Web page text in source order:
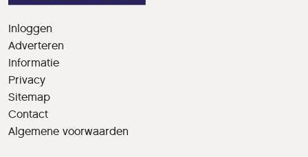
Inloggen
Adverteren
Informatie
Privacy
Sitemap
Contact
Algemene voorwaarden